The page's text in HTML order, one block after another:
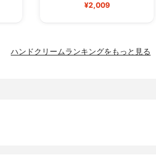
¥2,009
ハンドクリームランキングをもっと見る